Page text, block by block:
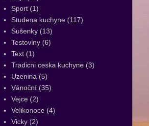
Sport (1)
Studena kuchyne (117)
Sušenky (13)
Testoviny (6)
Text (1)
Tradicni ceska kuchyne (3)
Uzenina (5)
Vánoční (35)
Vejce (2)
Velikonoce (4)
Vicky (2)